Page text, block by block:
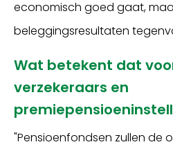
economisch goed gaat,
beleggingsresultaten
Wat betekent dat
verzekeraars en
"Pensioenfondsen zullen de